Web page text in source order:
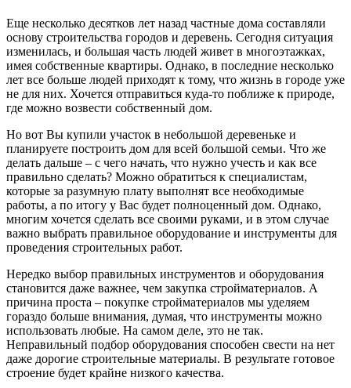
Еще несколько десятков лет назад частные дома составляли
основу строительства городов и деревень. Сегодня ситуация
изменилась, и большая часть людей живет в многоэтажках,
имея собственные квартиры. Однако, в последние несколько
лет все больше людей приходят к тому, что жизнь в городе уже
не для них. Хочется отправиться куда-то поближе к природе,
где можно возвести собственный дом.
Но вот Вы купили участок в небольшой деревеньке и
планируете построить дом для всей большой семьи. Что же
делать дальше – с чего начать, что нужно учесть и как все
правильно сделать? Можно обратиться к специалистам,
которые за разумную плату выполнят все необходимые
работы, а по итогу у Вас будет полноценный дом. Однако,
многим хочется сделать все своими руками, и в этом случае
важно выбрать правильное оборудование и инструменты для
проведения строительных работ.
Нередко выбор правильных инструментов и оборудования
становится даже важнее, чем закупка стройматериалов. А
причина проста – покупке стройматериалов мы уделяем
гораздо больше внимания, думая, что инструменты можно
использовать любые. На самом деле, это не так.
Неправильный подбор оборудования способен свести на нет
даже дорогие строительные материалы. В результате готовое
строение будет крайне низкого качества.